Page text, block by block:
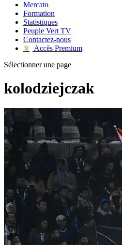
Mercato
Formation
Statistiques
Peuple Vert TV
Contactez-nous
♛
Accès Premium
Sélectionner une page
kolodziejczak